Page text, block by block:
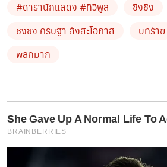
#ดารานักแสดง #ทีวีพูล ชิงชิง
ชิงชิง คริษฐา สังสะโอภาส
บทร้าย
พลิกมาก
She Gave Up A Normal Life To
BRAINBERRIES